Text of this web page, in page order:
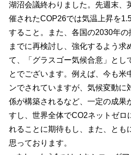
湖沼会議終わりました。先週末、
催されたCOP26では気温上昇を
すること。また、各国の2030年
までに再検討し、強化するよう求
て、「グラスゴー気候合意」とし
とでございます。例えば、今も米
ンでされていますが、気候変動に
係が構築されるなど、一定の成果
すし、世界全体でCO2ネットゼロ
れることに期待もし、また、とも
思っております。